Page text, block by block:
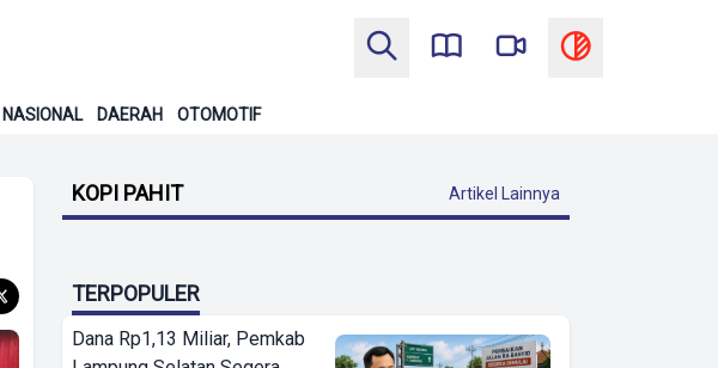
NASIONAL DAERAH OTOMOTIF
KOPI PAHIT Artikel Lainnya
TERPOPULER
Dana Rp1,13 Miliar, Pemkab